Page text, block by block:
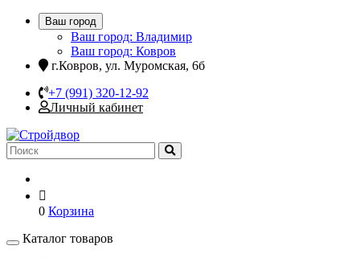
Ваш город
Ваш город: Владимир
Ваш город: Ковров
г.Ковров, ул. Муромская, 6б
+7 (991) 320-12-92
Личный кабинет
0 Корзина
Каталог товаров